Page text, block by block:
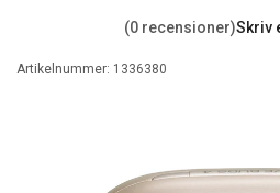
(0 recensioner)Skriv
Artikelnummer: 1336380